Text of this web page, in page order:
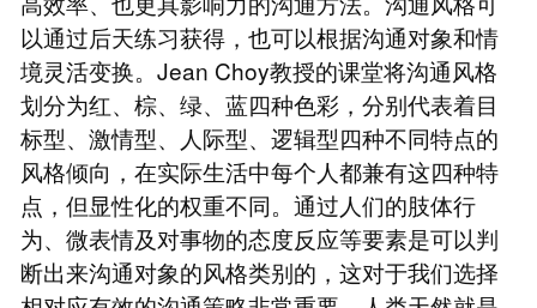
以通过后天练习获得，也可以根据沟通对象和情
境灵活变换。Jean Choy教授的课堂将沟通风格
划分为红、棕、绿、蓝四种色彩，分别代表着目
标型、激情型、人际型、逻辑型四种不同特点的
风格倾向，在实际生活中每个人都兼有这四种特
点，但显性化的权重不同。通过人们的肢体行
为、微表情及对事物的态度反应等要素是可以判
断出来沟通对象的风格类别的，这对于我们选择